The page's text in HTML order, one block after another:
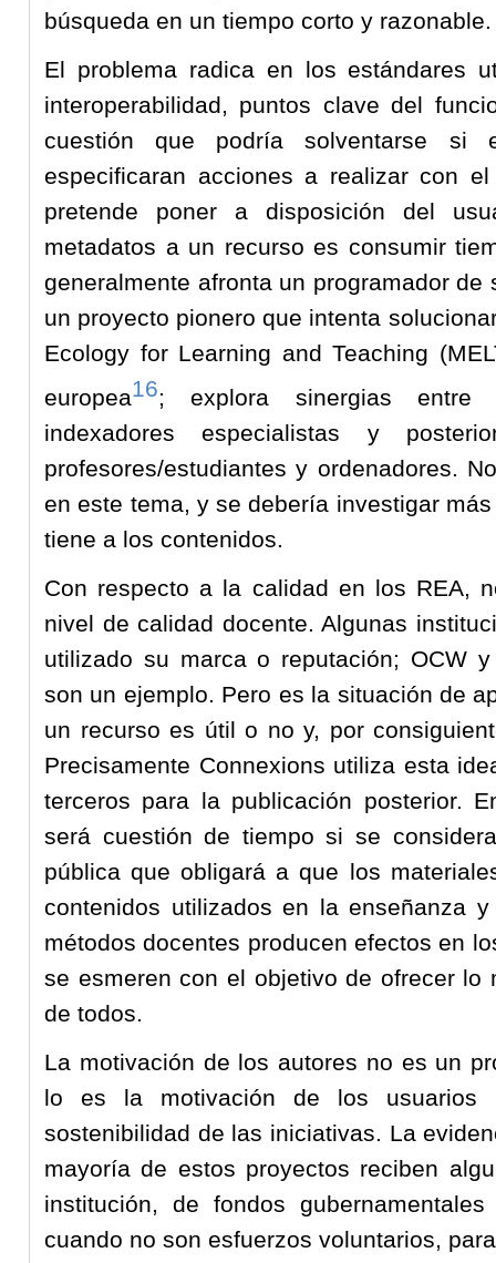
búsqueda en un tiempo corto y razonable.
El problema radica en los estándares
interoperabilidad, puntos clave del
cuestión que podría solventarse si
especificaran acciones a realizar con
pretende poner a disposición del
metadatos a un recurso es consumir
generalmente afronta un programador de
un proyecto pionero que intenta
Ecology for Learning and Teaching
europea16; explora sinergias entre
indexadores especialistas y
profesores/estudiantes y ordenadores.
en este tema, y se debería investigar
tiene a los contenidos.
Con respecto a la calidad en los REA,
nivel de calidad docente. Algunas
utilizado su marca o reputación; OCW
son un ejemplo. Pero es la situación de
un recurso es útil o no y, por
Precisamente Connexions utiliza esta
terceros para la publicación posterior.
será cuestión de tiempo si se
pública que obligará a que los
contenidos utilizados en la enseñanza
métodos docentes producen efectos en
se esmeren con el objetivo de ofrecer
de todos.
La motivación de los autores no es un
lo es la motivación de los usuarios
sostenibilidad de las iniciativas. La
mayoría de estos proyectos reciben
institución, de fondos
cuando no son esfuerzos voluntarios,